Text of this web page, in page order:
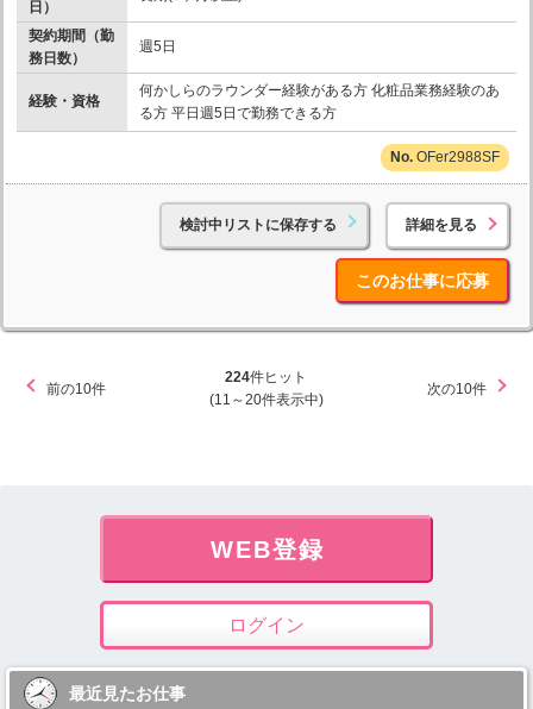
日）
契約期間（勤
務日数）
週5日
経験・資格
何かしらのラウンダー経験がある方 化粧品業務経験のあ
る方 平日週5日で勤務できる方
OFer2988SF
検討中リストに保存する 詳細を見る
このお仕事に応募
前の10件
224件ヒット
(11～20件表示中)
次の10件
WEB登録
ログイン
最近見たお仕事